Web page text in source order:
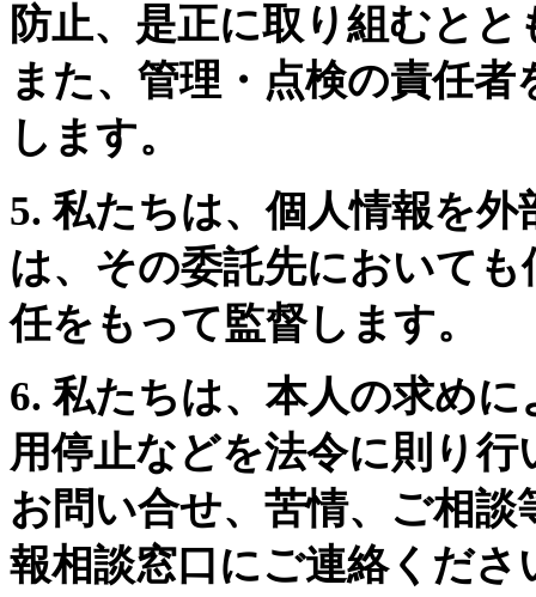
防止、是正に取り組むと
また、管理・点検の責任
します。
5. 私たちは、個人情報を
は、その委託先において
任をもって監督します。
6. 私たちは、本人の求め
用停止などを法令に則り
お問い合せ、苦情、ご相
報相談窓口にご連絡くださ